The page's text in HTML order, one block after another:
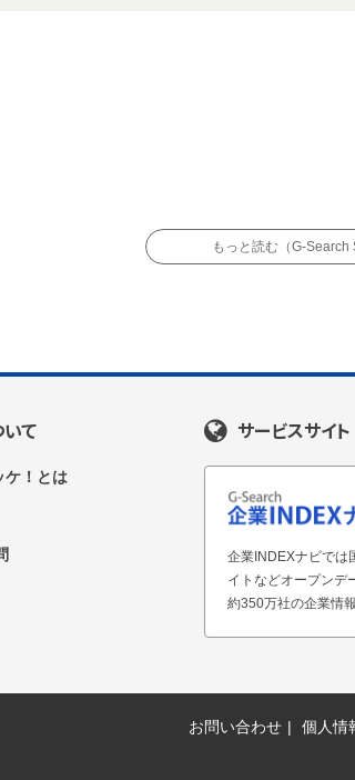
もっと読む（G-Search
て
ケ！とは
サービスサイト
企業INDEXナビでは
イトなどオープンデ
約350万社の企業情
お問い合わせ 個人情